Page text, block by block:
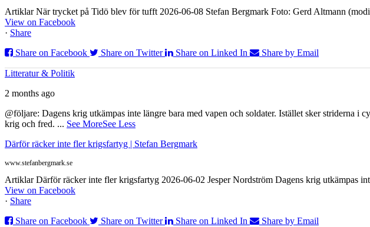
Artiklar När trycket på Tidö blev för tufft 2026-06-08 Stefan Bergmark Foto: Gerd Altmann
View on Facebook
· Share
Share on Facebook
Share on Twitter Share on Linked In Share by Email
Litteratur & Politik
2 months ago
@följare: Dagens krig utkämpas inte längre bara med vapen och soldater. Istället sker striderna
krig och fred. ... See MoreSee Less
Därför räcker inte fler krigsfartyg | Stefan Bergmark
www.stefanbergmark.se
Artiklar Därför räcker inte fler krigsfartyg 2026-06-02 Jesper Nordström Dagens krig utkämpas
View on Facebook
· Share
Share on Facebook
Share on Twitter Share on Linked In Share by Email